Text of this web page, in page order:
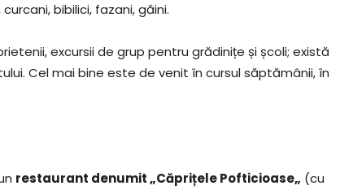
bibilici, fazani, găini.
excursii de grup pentru grădinițe și școli; există
Cel mai bine este de venit în cursul săptămânii, în
restaurant denumit„Căprițele Pofticioase„ (cu